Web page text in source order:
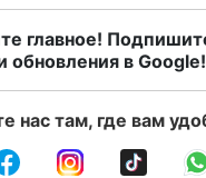
главное!
обновления в Google!
нас там, где вам